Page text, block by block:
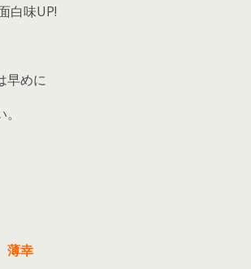
白味UP!
早めに
薄幸